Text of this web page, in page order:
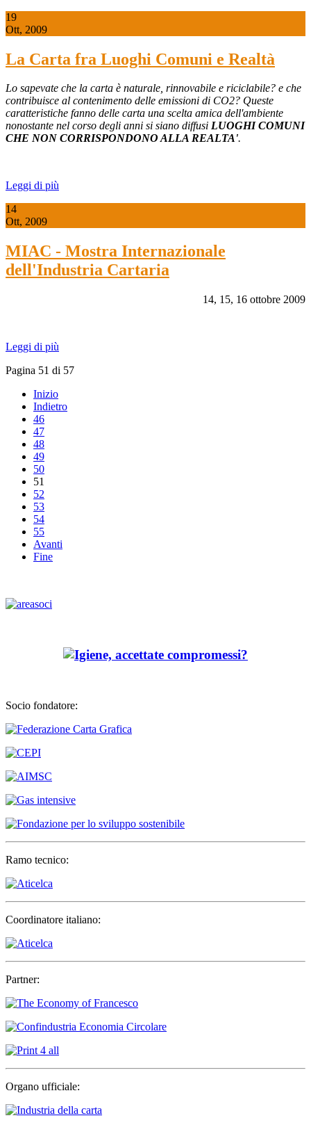
19
Ott, 2009
La Carta fra Luoghi Comuni e Realtà
Lo sapevate che la carta è naturale, rinnovabile e riciclabile? e che
contribuisce al contenimento delle emissioni di CO2? Queste
caratteristiche fanno delle carta una scelta amica dell'ambiente
nonostante nel corso degli anni si siano diffusi LUOGHI COMUNI
CHE NON CORRISPONDONO ALLA REALTA'.
Leggi di più
14
Ott, 2009
MIAC - Mostra Internazionale
dell'Industria Cartaria
14, 15, 16 ottobre 2009
Leggi di più
Pagina 51 di 57
Inizio
Indietro
46
47
48
49
50
51
52
53
54
55
Avanti
Fine
Socio fondatore:
Ramo tecnico:
Coordinatore italiano:
Partner:
Organo ufficiale: